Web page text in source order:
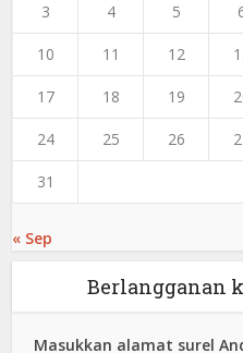
3 4 5
10 11 12
17 18 19
24 25 26
31
« Sep
Berlangganan
Masukkan alamat surel